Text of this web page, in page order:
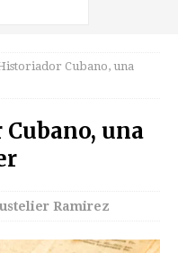
Cubano, una
una
Ramirez